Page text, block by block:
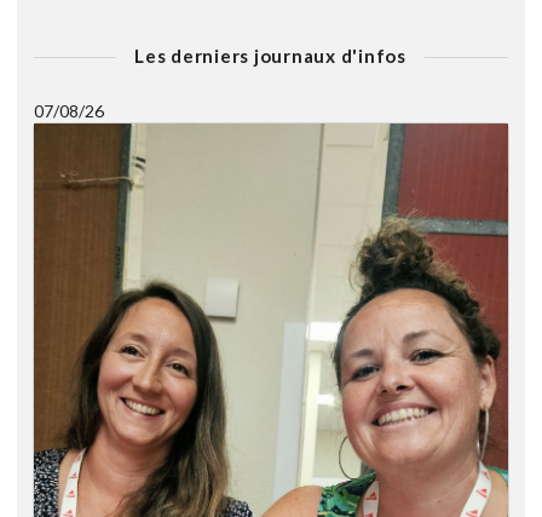
Les derniers journaux d'infos
07/08/26